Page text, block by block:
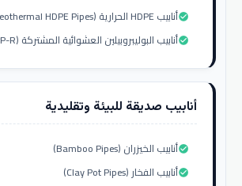
أنابيب HDPE الحرارية (Geothermal HDPE Pipes)check_circle
أنابيب البوليبروبيلين العشوائية المشتركة (PP-R)check_circle
أنابيب صديقة للبيئة وتقليدية
أنابيب الخيزران (Bamboo Pipes)check_circle
أنابيب الفخار (Clay Pot Pipes)check_circle